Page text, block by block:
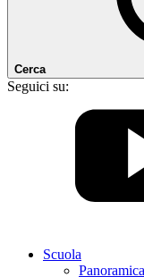
Cerca
Seguici su:
Scuola
Panoramica